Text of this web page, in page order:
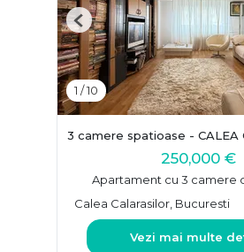
1 /10
Previous
3 camere spatioase - CALEA
250,000 €
Apartament cu 3 camere
Calea Calarasilor, Bucuresti
Vezi mai multe